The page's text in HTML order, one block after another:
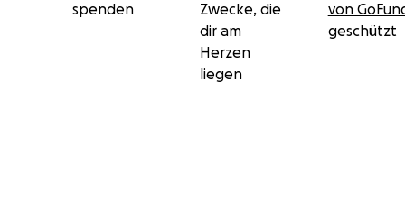
spenden
Zwecke, die
dir am
Herzen
liegen
von
geschützt